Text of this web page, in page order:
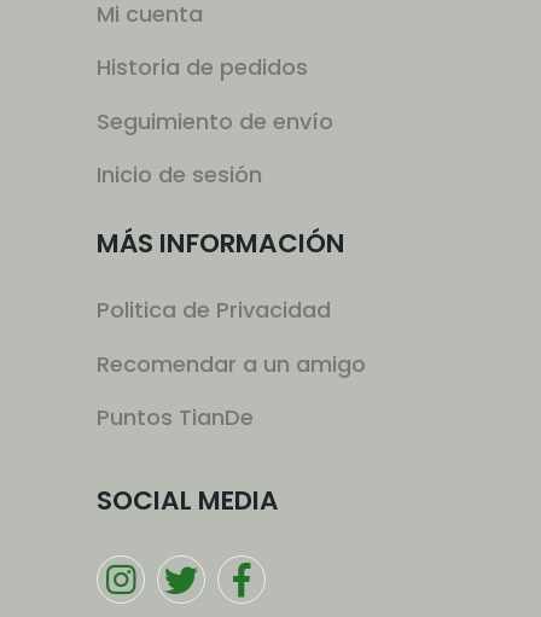
Mi cuenta
Historia de pedidos
Seguimiento de envío
Inicio de sesión
MÁS INFORMACIÓN
Politica de Privacidad
Recomendar a un amigo
Puntos TianDe
SOCIAL MEDIA